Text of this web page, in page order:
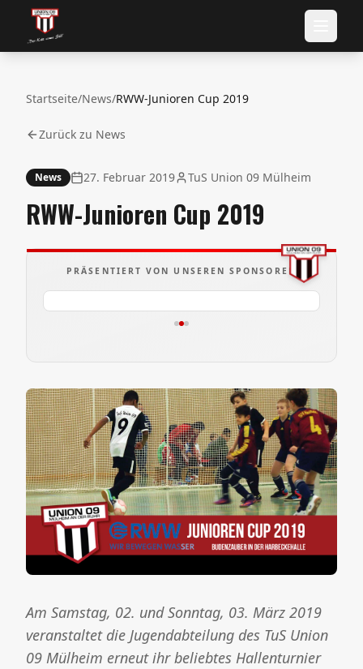
Startseite/News/RWW-Junioren Cup 2019
Zurück zu News
News 27. Februar 2019 TuS Union 09 Mülheim
RWW-Junioren Cup 2019
PRÄSENTIERT VON UNSEREN SPONSOREN
Am Samstag, 02. und Sonntag, 03. März 2019
veranstaltet die Jugendabteilung des TuS Union
09 Mülheim erneut ihr beliebtes Hallenturnier